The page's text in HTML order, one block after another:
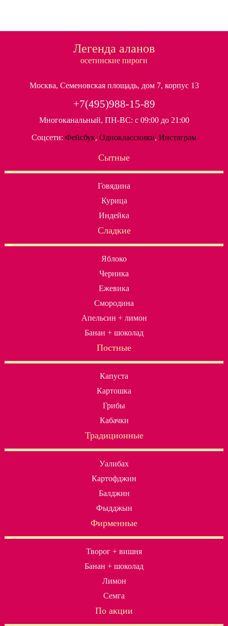
Легенда аланов
осетинские пироги
Москва, Семеновская площадь, дом 7, корпус 13
+7(495)988-15-89
Многоканальный, ПН-ВС: с 09:00 до 21:00
Соцсети: Фейсбук, Одноклассники, Инстаграм
Сытные
Говядина
Курица
Индейка
Сладкие
Яблоко
Черника
Ежевика
Смородина
Апельсин + лимон
Банан + шоколад
Постные
Капуста
Картошка
Грибы
Кабачки
Традиционные
Уалибах
Картофджин
Балджин
Фыдджын
Фирменные
Творог + вишня
Банан + шоколад
Лимон
Семга
По акции